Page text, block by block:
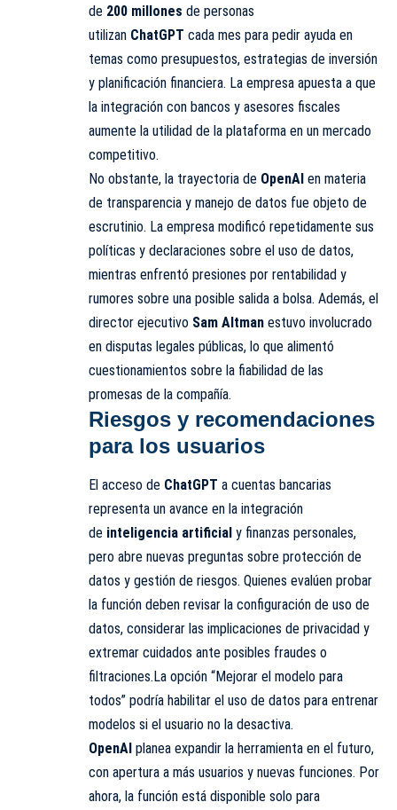
de 200 millones de personas
utilizan ChatGPT cada mes para pedir ayuda en
temas como presupuestos, estrategias de inversión
y planificación financiera. La empresa apuesta a que
la integración con bancos y asesores fiscales
aumente la utilidad de la plataforma en un mercado
competitivo.
No obstante, la trayectoria de OpenAI en materia
de transparencia y manejo de datos fue objeto de
escrutinio. La empresa modificó repetidamente sus
políticas y declaraciones sobre el uso de datos,
mientras enfrentó presiones por rentabilidad y
rumores sobre una posible salida a bolsa. Además, el
director ejecutivo Sam Altman estuvo involucrado
en disputas legales públicas, lo que alimentó
cuestionamientos sobre la fiabilidad de las
promesas de la compañía.
Riesgos y recomendaciones
para los usuarios
El acceso de ChatGPT a cuentas bancarias
representa un avance en la integración
de inteligencia artificial y finanzas personales,
pero abre nuevas preguntas sobre protección de
datos y gestión de riesgos. Quienes evalúen probar
la función deben revisar la configuración de uso de
datos, considerar las implicaciones de privacidad y
extremar cuidados ante posibles fraudes o
filtraciones.La opción “Mejorar el modelo para
todos” podría habilitar el uso de datos para entrenar
modelos si el usuario no la desactiva.
OpenAI planea expandir la herramienta en el futuro,
con apertura a más usuarios y nuevas funciones. Por
ahora, la función está disponible solo para